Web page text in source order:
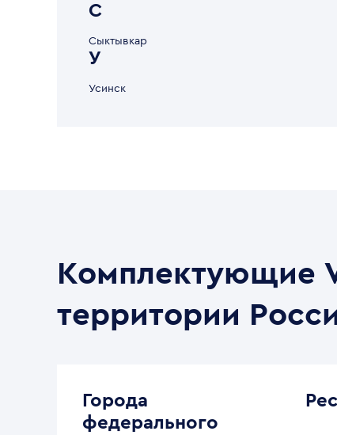
С
Сыктывкар
У
Усинск
Комплектующие
территории
Города
федерального